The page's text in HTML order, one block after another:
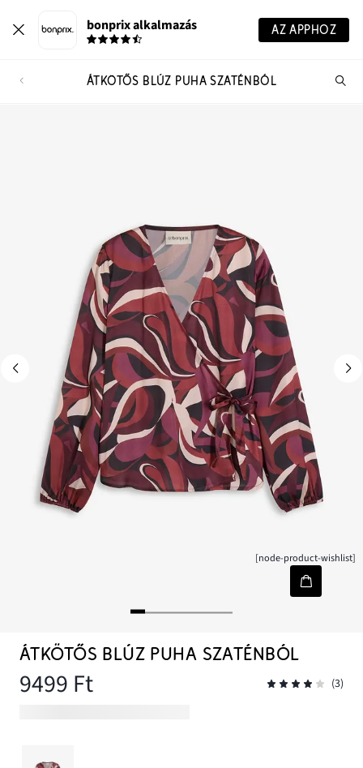
bonprix alkalmazás AZ APPHOZ
ÁTKÖTŐS BLÚZ PUHA SZATÉNBÓL
[node-product-wishlist]
ÁTKÖTŐS BLÚZ PUHA SZATÉNBÓL
9499 Ft (3)